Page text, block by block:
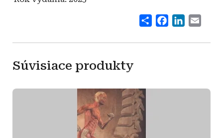
ShareFacebook
Súvisiace produkty